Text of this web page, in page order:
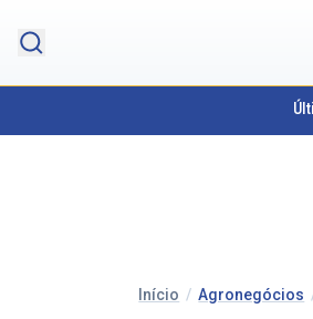
Início /Agronegócios